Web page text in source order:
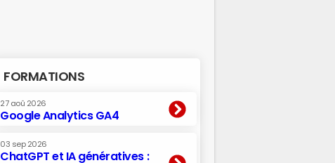
FORMATIONS
27 aoû 2026
Google Analytics GA4
03 sep 2026
ChatGPT et IA génératives :